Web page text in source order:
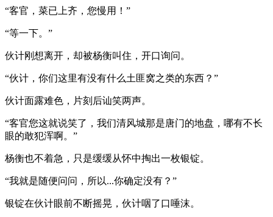
“客官，菜已上齐，您慢用！”
“等一下。”
伙计刚想离开，却被杨衡叫住，开口询问。
“伙计，你们这里有没有什么土匪窝之类的东西？”
伙计面露难色，片刻后讪笑两声。
“客官您这就说笑了，我们清风城那是唐门的地盘，哪有不长
眼的敢犯浑啊。”
杨衡也不着急，只是缓缓从怀中掏出一枚银锭。
“我就是随便问问，所以...你确定没有？”
银锭在伙计眼前不断摇晃，伙计咽了口唾沫。